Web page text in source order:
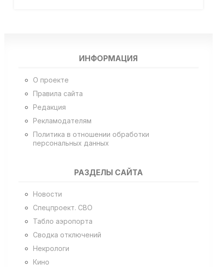
ИНФОРМАЦИЯ
О проекте
Правила сайта
Редакция
Рекламодателям
Политика в отношении обработки
персональных данных
РАЗДЕЛЫ САЙТА
Новости
Спецпроект. СВО
Табло аэропорта
Сводка отключений
Некрологи
Кино